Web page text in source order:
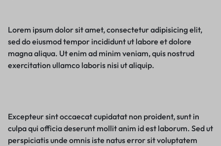
Lorem ipsum dolor sit amet, consectetur adipisicing elit,
sed do eiusmod tempor incididunt ut labore et dolore
magna aliqua. Ut enim ad minim veniam, quis nostrud
exercitation ullamco laboris nisi ut aliquip.
Excepteur sint occaecat cupidatat non proident, sunt in
culpa qui officia deserunt mollit anim id est laborum. Sed ut
perspiciatis unde omnis iste natus error sit voluptatem